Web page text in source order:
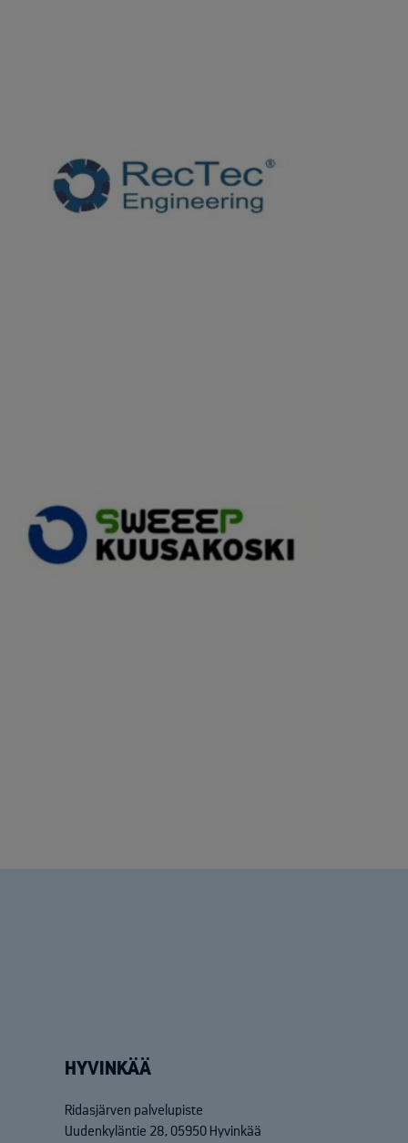
HYVINKÄÄ
Ridasjärven palvelupiste
Uudenkyläntie 28, 05950 Hyvinkää